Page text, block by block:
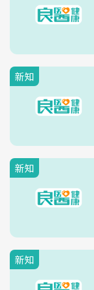
新知
新知
新知